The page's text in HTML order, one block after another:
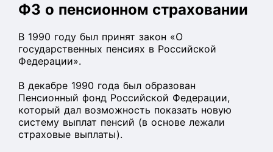
ФЗ о пенсионном страховании
В 1990 году был принят закон «О
государственных пенсиях в Российской
Федерации».
В декабре 1990 года был образован
Пенсионный фонд Российской Федерации,
который дал возможность показать новую
систему выплат пенсий (в основе лежали
страховые выплаты).